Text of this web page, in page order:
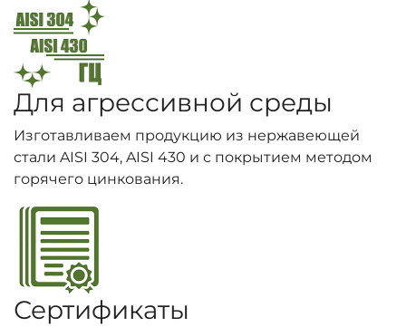
Для агрессивной среды
Изготавливаем продукцию из нержавеющей
стали AISI 304, AISI 430 и с покрытием методом
горячего цинкования.
Сертификаты